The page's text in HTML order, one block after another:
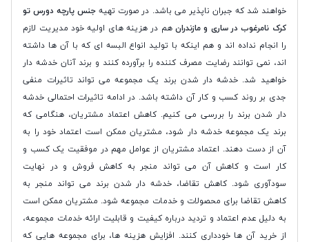
خواهند شد که جبران ناپذیر می باشد. در صورت تهیهجنس پارچه دورس تو
کرک نامرغوب در ساری و مازندران هم در هزینه های اولیه خود مدیریت لازم
را انجام نداده اند و هم اینکه با تولید انواع البسه ای که با آن ها داشته
اند، نمی توانند رضایت مصرف کننده را برآورده کنند و برند آنان خدشه دار
خواهید شد. خدشه دار شدن برند یک مجموعه می تواند تاثیرات منفی
جدی بر روند کسب و کار آن داشته باشد. در ادامه تاثیرات احتمالی خدشه
دار شدن برند را بررسی می کنیم. کاهش اعتماد مشتریان، هنگامی که
برند یک مجموعه خدشه دار شود، مشتریان ممکن است اعتماد خود را به
آن از دست دهند. اعتماد مشتریان از عوامل مهم در موفقیت یک کسب و
کار است و کاهش آن می تواند منجر به کاهش فروش و در نهایت
سودآوری شود. کاهش تقاضا، خدشه دار شدن برند می تواند منجر به
کاهش تقاضا برای محصولات و خدمات مجموعه شود. مشتریان ممکن است
به دلیل عدم اعتماد و تردید درباره کیفیت و قابلیت ارائه خدمات مجموعه،
از خرید آن ها خودداری کنند. افزایش هزینه ها، برای مجموعه هایی که